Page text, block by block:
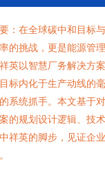
：在全球碳中和目标
的挑战，更是能源管
英以智慧厂务解决方
标内化于生产动线的
系统抓手。本文基于
的规划设计逻辑、技
祥英的脚步，见证企